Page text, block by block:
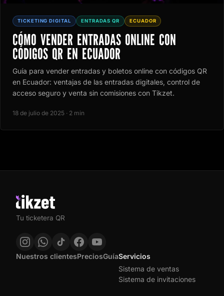
TICKETING DIGITAL ENTRADAS QR ECUADOR
CÓMO VENDER ENTRADAS ONLINE CON
CÓDIGOS QR EN ECUADOR
Guía para vender entradas y boletos online con códigos QR
en Ecuador: ventajas de las entradas digitales, control de
acceso seguro y venta sin comisiones con Tikzet.
18 de julio de 2025 · 2 min
Tu ticketera QR
Nuestros clientesPreciosGuíaServicios
Sistema de ventas
Sistema de invitaciones